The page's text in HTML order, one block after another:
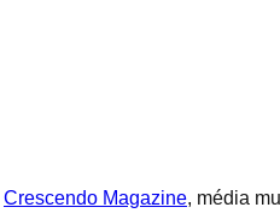
Crescendo Magazine, média